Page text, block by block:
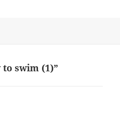
swim (1)”